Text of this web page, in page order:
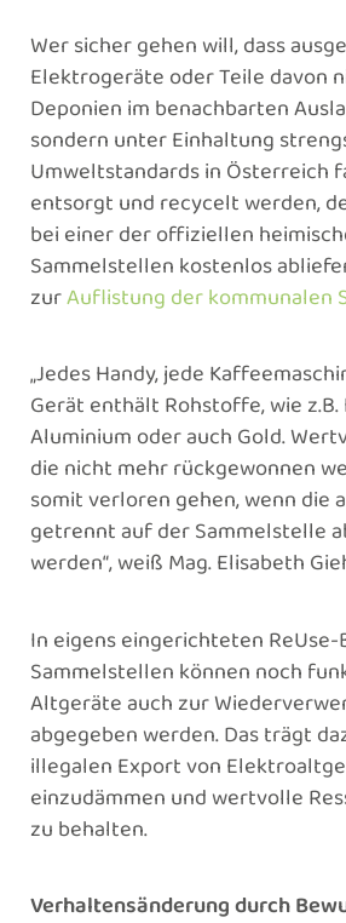
Wer sicher gehen will, dass
Elektrogeräte oder Teile davon
Deponien im benachbarten
sondern unter Einhaltung
Umweltstandards in Österreich
entsorgt und recycelt werden,
bei einer der offiziellen
Sammelstellen kostenlos
zurAuflistung der kommunalen
„Jedes Handy, jede
Gerät enthält Rohstoffe, wie z.B.
Aluminium oder auch Gold.
die nicht mehr rückgewonnen
somit verloren gehen, wenn die
getrennt auf der Sammelstelle
werden“, weiß Mag. Elisabeth
In eigens eingerichteten
Sammelstellen können noch
Altgeräte auch zur
abgegeben werden. Das trägt
illegalen Export von
einzudämmen und wertvolle
zu behalten.
Verhaltensänderung durch